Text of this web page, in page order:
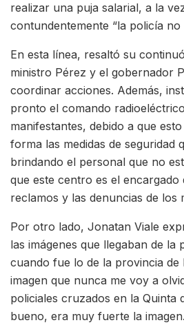
realizar una puja salarial, a la
contundentemente “la policía no
En esta línea, resaltó su
ministro Pérez y el gobernador
coordinar acciones. Además,
pronto el comando
manifestantes, debido a que
forma las medidas de seguridad
brindando el personal que no
que este centro es el encargado
reclamos y las denuncias de los
Por otro lado, Jonatan Viale
las imágenes que llegaban de la
cuando fue lo de la provincia de
imagen que nunca me voy a
policiales cruzados en la Quinta
bueno, era muy fuerte la